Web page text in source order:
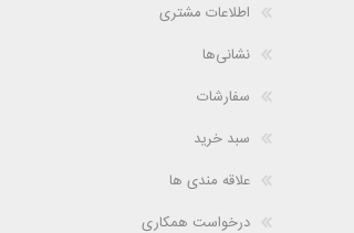
اطلاعات مشتری
نشانی‌ها
سفارشات
سبد خرید
علاقه مندی ها
درخواست همکاری